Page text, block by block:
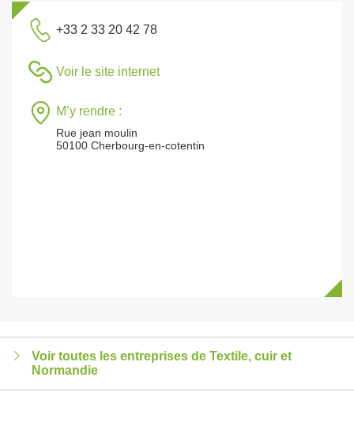
+33 2 33 20 42 78
Voir le site internet
M’y rendre :
Rue jean moulin
50100 Cherbourg-en-cotentin
Voir toutes les entreprises de Textile, cuir et
Normandie